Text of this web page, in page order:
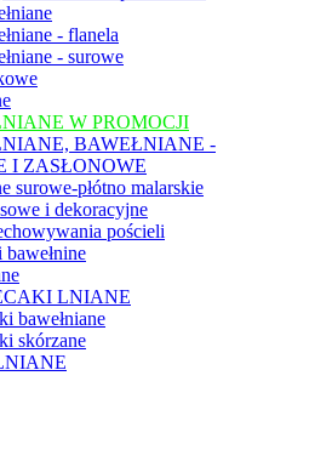
- flanela
- surowe
W PROMOCJI
BAWEŁNIANE -
I ZASŁONOWE
surowe-płótno malarskie
i dekoracyjne
pościeli
LNIANE
bawełniane
skórzane